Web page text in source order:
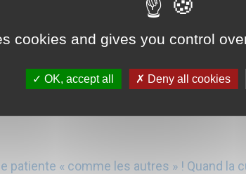
et temps de travail additionnel
(TTA) d’un praticien hospitalier est...
patiente « comme les autres » ! Quand la
cookies and gives you control
OK, accept all Deny all cookies